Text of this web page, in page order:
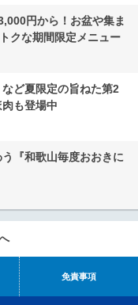
円から！お盆や集ま
クな期間限定メニュー
ど夏限定の旨ねた第2
も登場中
『和歌山毎度おおきに
免責事項